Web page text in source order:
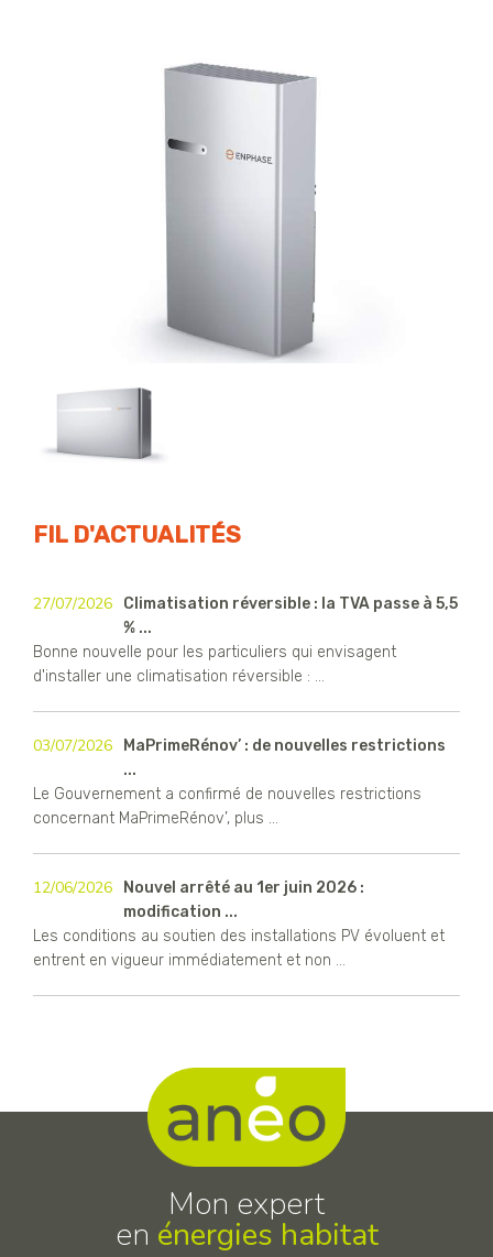
FIL D'ACTUALITÉS
27/07/2026
Climatisation réversible : la TVA passe à 5,5
% ...
Bonne nouvelle pour les particuliers qui envisagent
d'installer une climatisation réversible : ...
03/07/2026
MaPrimeRénov’ : de nouvelles restrictions
...
Le Gouvernement a confirmé de nouvelles restrictions
concernant MaPrimeRénov’, plus ...
12/06/2026
Nouvel arrêté au 1er juin 2026 :
modification ...
Les conditions au soutien des installations PV évoluent et
entrent en vigueur immédiatement et non ...
Mon expert
en énergies habitat